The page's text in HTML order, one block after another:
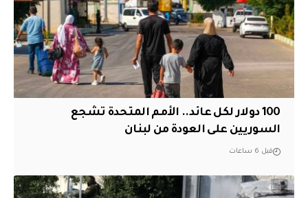
100 دولار لكل عائد.. الأمم المتحدة تشجع
السوريين على العودة من لبنان
قبل 6 ساعات